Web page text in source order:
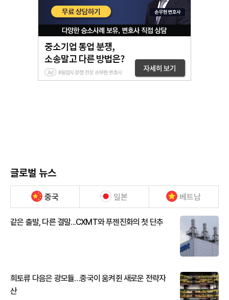
글로벌 뉴스
중국 일본 베트남
같은 출발, 다른 결말...CXMT와 푸젠진화의 첫 단추
희토류 다음은 광모듈…중국이 움켜쥔 새로운 전략자
산